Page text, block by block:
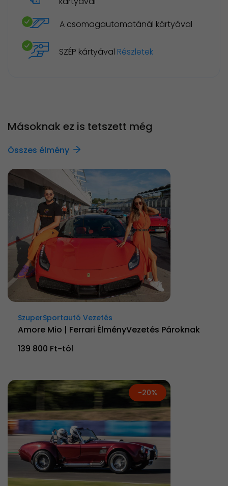
A csomagautomatánál kártyával
SZÉP kártyával Részletek
Másoknak ez is tetszett még
Összes élmény
SzuperSportautó Vezetés
Amore Mio | Ferrari ÉlményVezetés Pároknak
139 800 Ft-tól
-20%